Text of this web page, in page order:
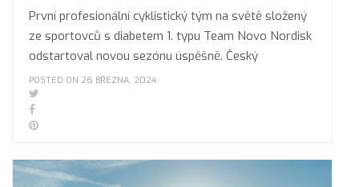
První profesionální cyklistický tým na světě složený
ze sportovců s diabetem 1. typu Team Novo Nordisk
odstartoval novou sezónu úspěšně. Český
POSTED ON 26 BŘEZNA, 2024